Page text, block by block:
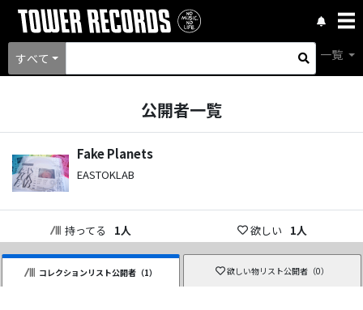
すべて 一覧
公開者一覧
Fake Planets
EASTOKLAB
持ってる 1人 欲しい 1人
コレクションリスト公開者（1） 欲しい物リスト公開者（0）